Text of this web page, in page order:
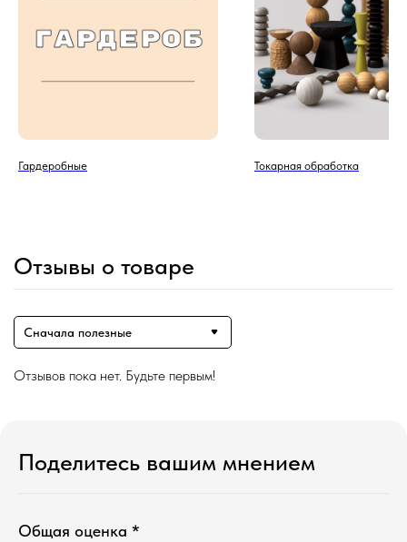
Гардеробные Токарная обработка
Отзывы о товаре
Сначала полезные
Отзывов пока нет. Будьте первым!
Поделитесь вашим мнением
Общая оценка *